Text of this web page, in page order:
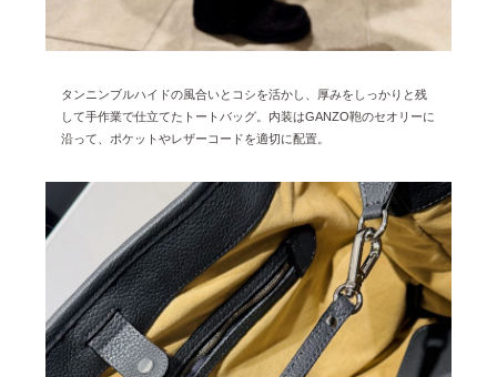
2024年8月 [2]
2024年7月 [6]
2024年5月 [4]
2024年3月 [10]
2024年2月 [1]
2024年1月 [1]
2023年12月 [7]
2023年11月 [6]
タンニンブルハイドの風合いとコシを活かし、厚みをしっかりと残
して手作業で仕立てたトートバッグ。内装はGANZO鞄のセオリーに
沿って、ポケットやレザーコードを適切に配置。